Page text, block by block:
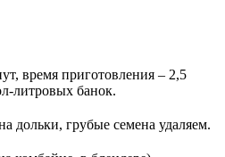
время приготовления – 2,5
литровых банок.
дольки, грубые семена удаляем.